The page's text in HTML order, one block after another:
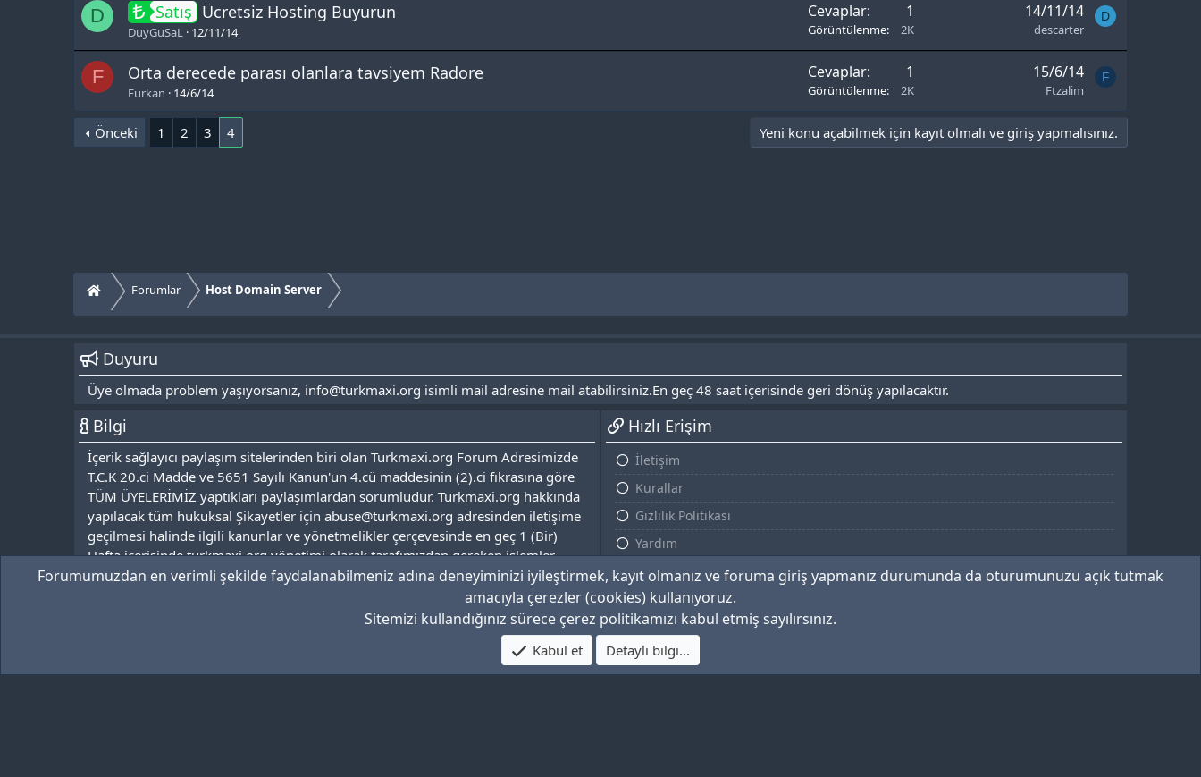
D Satış Ücretsiz Hosting Buyurun
DuyGuSaL 12/11/14
Cevaplar 1
Görüntülenme 2K
14/11/14
descarter
D
F Orta derecede parası olanlara tavsiyem Radore
Furkan 14/6/14
Cevaplar 1
Görüntülenme 2K
15/6/14
Ftzalim
F
Önceki 1 2 3 4 Yeni konu açabilmek için kayıt olmalı ve giriş yapmalısınız.
Forumlar Host Domain Server
Duyuru
Üye olmada problem yaşıyorsanız, info@turkmaxi.org isimli mail adresine mail atabilirsiniz.En geç 48 saat içerisinde geri dönüş yapılacaktır.
Bilgi
İçerik sağlayıcı paylaşım sitelerinden biri olan Turkmaxi.org Forum Adresimizde
T.C.K 20.ci Madde ve 5651 Sayılı Kanun'un 4.cü maddesinin (2).ci fıkrasına göre
TÜM ÜYELERİMİZ yaptıkları paylaşımlardan sorumludur. Turkmaxi.org hakkında
yapılacak tüm hukuksal Şikayetler için abuse@turkmaxi.org adresinden iletişime
geçilmesi halinde ilgili kanunlar ve yönetmelikler çerçevesinde en geç 1 (Bir)
Hafta içerisinde turkmaxi.org yönetimi olarak tarafımızdan gereken işlemler
yapılacaktır.
Hızlı Erişim
İletişim
Kurallar
Gizlilik Politikası
Yardım
Ana Sayfa
Community platform by XenForo® © 2010-2022 XenForo Ltd.
- XenGenTr
Forumumuzdan en verimli şekilde faydalanabilmeniz adına deneyiminizi iyileştirmek, kayıt olmanız ve foruma giriş yapmanız durumunda da oturumunuzu açık tutmak
amacıyla çerezler (cookies) kullanıyoruz.
Sitemizi kullandığınız sürece çerez politikamızı kabul etmiş sayılırsınız.
Kabul et Detaylı bilgi...